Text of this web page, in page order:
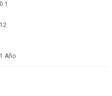
0.1
12
1 Año